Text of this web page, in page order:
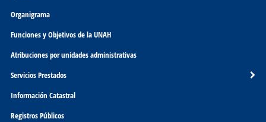
Organigrama
Funciones y Objetivos de la UNAH
Atribuciones por unidades administrativas
Servicios Prestados
Información Catastral
Registros Públicos